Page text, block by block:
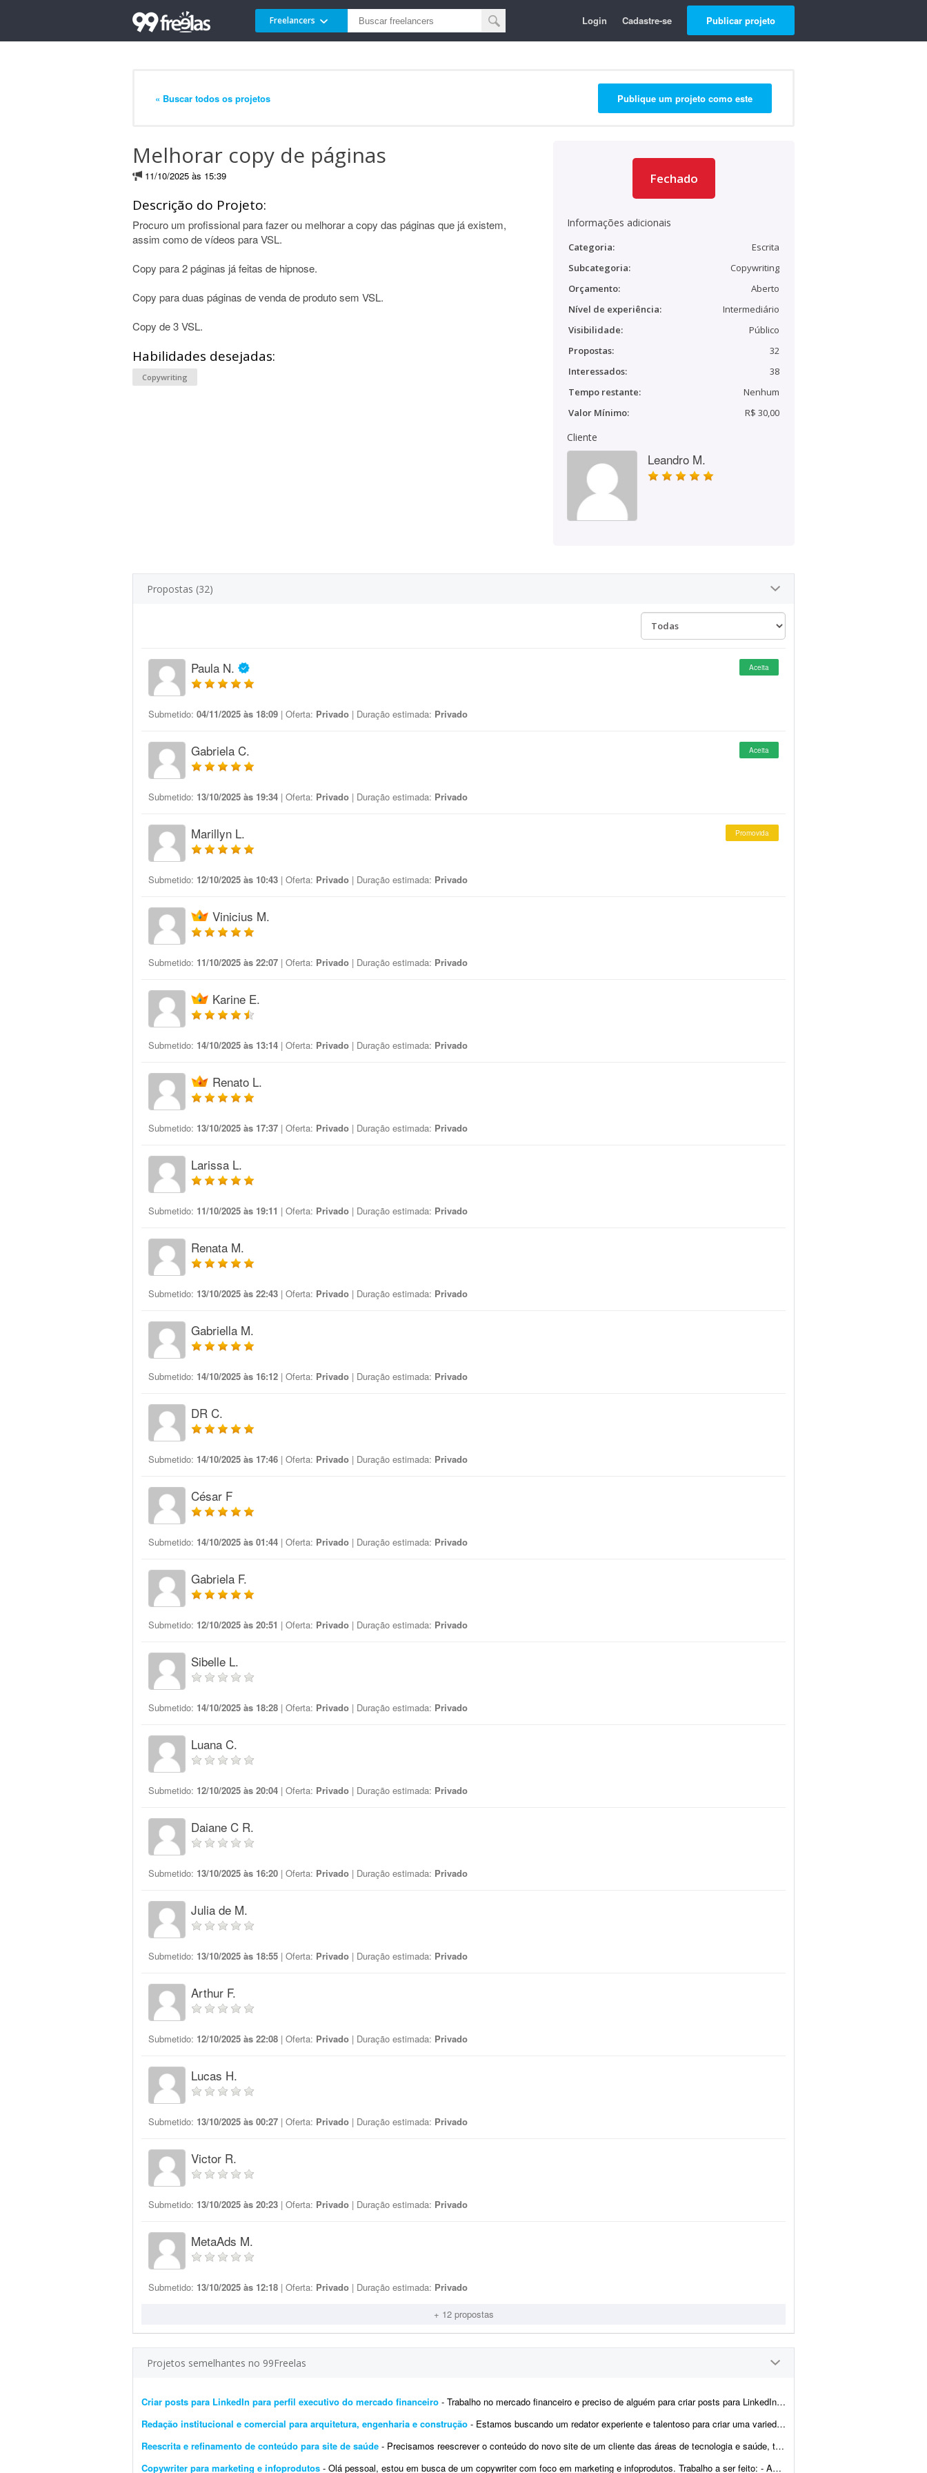
Freelancers Login Cadastre-se Publicar projeto
« Buscar todos os projetos Publique um projeto como este
Melhorar copy de páginas
11/10/2025 às 15:39
Descrição do Projeto:
Procuro um profissional para fazer ou melhorar a copy das páginas que já existem,
assim como de vídeos para VSL.
Copy para 2 páginas já feitas de hipnose.
Copy para duas páginas de venda de produto sem VSL.
Copy de 3 VSL.
Habilidades desejadas:
Copywriting
Fechado
Informações adicionais
Categoria:
Escrita
Subcategoria:
Copywriting
Orçamento:
Aberto
Nível de experiência:
Intermediário
Visibilidade:
Público
Propostas:
32
Interessados:
38
Tempo restante:
Nenhum
Valor Mínimo:
R$ 30,00
Cliente
Leandro M.
Propostas (32)
Paula N. Aceita
Submetido: 04/11/2025 às 18:09 | Oferta: Privado | Duração estimada: Privado
Gabriela C. Aceita
Submetido: 13/10/2025 às 19:34 | Oferta: Privado | Duração estimada: Privado
Marillyn L. Promovida
Submetido: 12/10/2025 às 10:43 | Oferta: Privado | Duração estimada: Privado
Vinicius M.
Submetido: 11/10/2025 às 22:07 | Oferta: Privado | Duração estimada: Privado
Karine E.
Submetido: 14/10/2025 às 13:14 | Oferta: Privado | Duração estimada: Privado
Renato L.
Submetido: 13/10/2025 às 17:37 | Oferta: Privado | Duração estimada: Privado
Larissa L.
Submetido: 11/10/2025 às 19:11 | Oferta: Privado | Duração estimada: Privado
Renata M.
Submetido: 13/10/2025 às 22:43 | Oferta: Privado | Duração estimada: Privado
Gabriella M.
Submetido: 14/10/2025 às 16:12 | Oferta: Privado | Duração estimada: Privado
DR C.
Submetido: 14/10/2025 às 17:46 | Oferta: Privado | Duração estimada: Privado
César F
Submetido: 14/10/2025 às 01:44 | Oferta: Privado | Duração estimada: Privado
Gabriela F.
Submetido: 12/10/2025 às 20:51 | Oferta: Privado | Duração estimada: Privado
Sibelle L.
Submetido: 14/10/2025 às 18:28 | Oferta: Privado | Duração estimada: Privado
Luana C.
Submetido: 12/10/2025 às 20:04 | Oferta: Privado | Duração estimada: Privado
Daiane C R.
Submetido: 13/10/2025 às 16:20 | Oferta: Privado | Duração estimada: Privado
Julia de M.
Submetido: 13/10/2025 às 18:55 | Oferta: Privado | Duração estimada: Privado
Arthur F.
Submetido: 12/10/2025 às 22:08 | Oferta: Privado | Duração estimada: Privado
Lucas H.
Submetido: 13/10/2025 às 00:27 | Oferta: Privado | Duração estimada: Privado
Victor R.
Submetido: 13/10/2025 às 20:23 | Oferta: Privado | Duração estimada: Privado
MetaAds M.
Submetido: 13/10/2025 às 12:18 | Oferta: Privado | Duração estimada: Privado
+ 12 propostas
Projetos semelhantes no 99Freelas
Criar posts para LinkedIn para perfil executivo do mercado financeiro - Trabalho no mercado financeiro e preciso de alguém para criar posts para LinkedIn com a minha voz, sobre mercado financeiro, wealth management, liderança e carreira - não texto...
Redação institucional e comercial para arquitetura, engenharia e construção - Estamos buscando um redator experiente e talentoso para criar uma variedade de conteúdos institucionais e comerciais, essenciais para apresentar nosso empreendimento e nossos serviços...
Reescrita e refinamento de conteúdo para site de saúde - Precisamos reescrever o conteúdo do novo site de um cliente das áreas de tecnologia e saúde, tornando o posicionamento mais atrativo e alinhado ao público-alvo. Ao todo...
Copywriter para marketing e infoprodutos - Olá pessoal, estou em busca de um copywriter com foco em marketing e infoprodutos. Trabalho a ser feito: - Analisar e criar novas versões de copys para landing pages. - Analisar e c...